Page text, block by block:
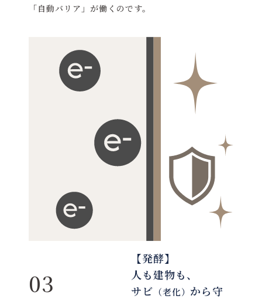
「自動バリア」が働くのです。
03
【発酵】
人も建物も、
サビ （老化） から守